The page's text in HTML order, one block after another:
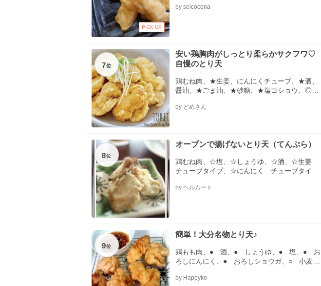
PICK UP
by seicocona
7位
安い鶏胸肉がしっとり柔らかサクフワ♡
自慢のとり天
鶏むね肉、★生姜、にんにくチューブ、★酒、
醤油、★ごま油、★砂糖、★塩コショウ、◎
by どめさん
8位
オーブンで揚げないとり天（てんぷら）
鶏むね肉、☆塩、☆しょうゆ、☆酒、☆生姜
チューブタイプ、☆にんにく チューブタイ
ラダ油、薄力粉（肉にまぶす分）
by ヘルムート
9位
簡単！大分名物とり天♪
鶏もも肉、● 酒、● しょうゆ、● 塩、● お
ろしにんにく、● おろしショウガ、○ 小麦
>、ポン酢しょうゆやユズコショウ等お好みの
by Happyko